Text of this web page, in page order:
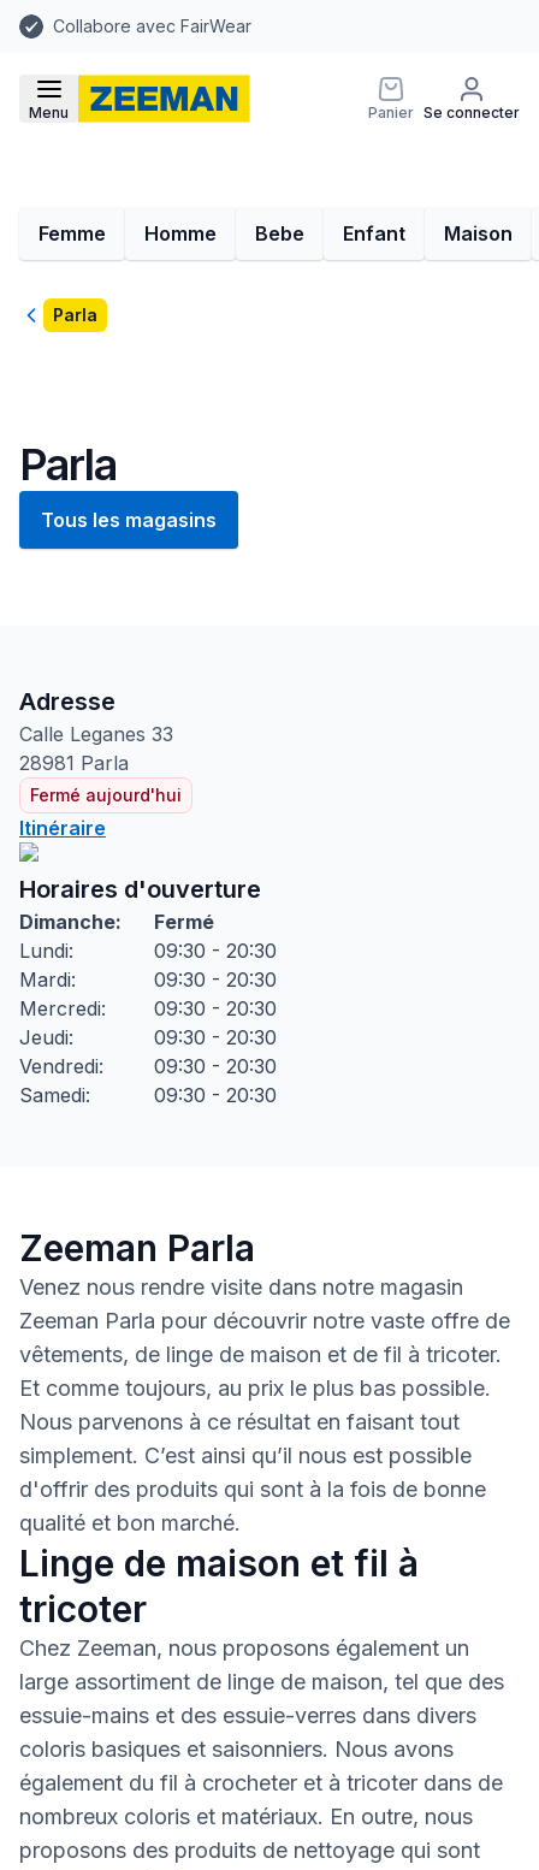
Collabore avec FairWear
Menu Panier Se connecter
Femme Homme Bebe Enfant Maison
Retour
Parla
Parla
Tous les magasins
Adresse
Calle Leganes 33
28981 Parla
Fermé aujourd'hui
Itinéraire
Horaires d'ouverture
Dimanche:
Fermé
Lundi:
09:30 - 20:30
Mardi:
09:30 - 20:30
Mercredi:
09:30 - 20:30
Jeudi:
09:30 - 20:30
Vendredi:
09:30 - 20:30
Samedi: 09:30 - 20:30
Zeeman Parla
Venez nous rendre visite dans notre magasin
Zeeman Parla pour découvrir notre vaste offre de
vêtements, de linge de maison et de fil à tricoter.
Et comme toujours, au prix le plus bas possible.
Nous parvenons à ce résultat en faisant tout
simplement. C’est ainsi qu’il nous est possible
d'offrir des produits qui sont à la fois de bonne
qualité et bon marché.
Linge de maison et fil à
tricoter
Chez Zeeman, nous proposons également un
large assortiment de linge de maison, tel que des
essuie-mains et des essuie-verres dans divers
coloris basiques et saisonniers. Nous avons
également du fil à crocheter et à tricoter dans de
nombreux coloris et matériaux. En outre, nous
proposons des produits de nettoyage qui sont